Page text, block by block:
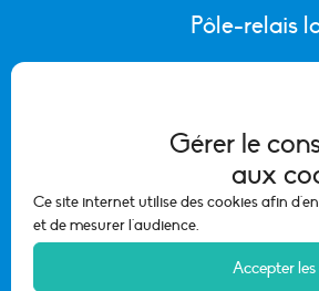
Gérer le
aux
Ce site internet utilise des cookies afin
et de mesurer l'audience.
Accepter
Pôle-relais
CONTACTER